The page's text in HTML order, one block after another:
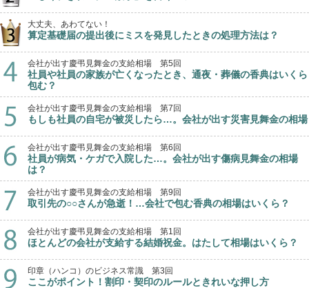
大丈夫、あわてない！
算定基礎届の提出後にミスを発見したときの処理方法は？
会社が出す慶弔見舞金の支給相場 第5回
社員や社員の家族が亡くなったとき、通夜・葬儀の香典はいくら
包む？
会社が出す慶弔見舞金の支給相場 第7回
もしも社員の自宅が被災したら…。会社が出す災害見舞金の相場
会社が出す慶弔見舞金の支給相場 第6回
社員が病気・ケガで入院した…。会社が出す傷病見舞金の相場
は？
会社が出す慶弔見舞金の支給相場 第9回
取引先の○○さんが急逝！…会社で包む香典の相場はいくら？
会社が出す慶弔見舞金の支給相場 第1回
ほとんどの会社が支給する結婚祝金。はたして相場はいくら？
印章（ハンコ）のビジネス常識 第3回
ここがポイント！割印・契印のルールときれいな押し方